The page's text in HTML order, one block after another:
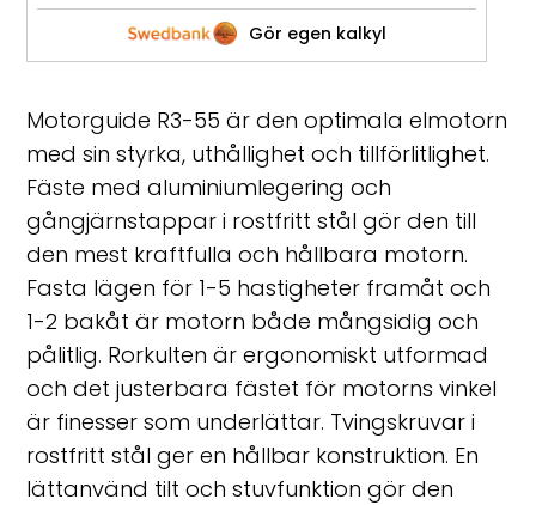
Gör egen kalkyl
Motorguide R3-55 är den optimala elmotorn
med sin styrka, uthållighet och tillförlitlighet.
Fäste med aluminiumlegering och
gångjärnstappar i rostfritt stål gör den till
den mest kraftfulla och hållbara motorn.
Fasta lägen för 1-5 hastigheter framåt och
1-2 bakåt är motorn både mångsidig och
pålitlig. Rorkulten är ergonomiskt utformad
och det justerbara fästet för motorns vinkel
är finesser som underlättar. Tvingskruvar i
rostfritt stål ger en hållbar konstruktion. En
lättanvänd tilt och stuvfunktion gör den